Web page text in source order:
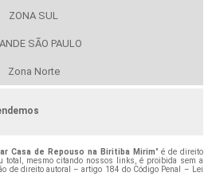
ZONA SUL
SÃO PAULO
Zona Norte
Casa de Repouso na Biritiba Mirim" é de direito
total, mesmo citando nossos links, é proibida sem a
de direito autoral – artigo 184 do Código Penal –
Lei